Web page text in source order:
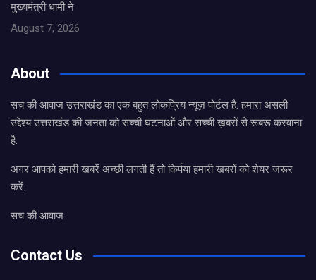
मुख्यमंत्री धामी ने
August 7, 2026
About
सच की आवाज़ उत्तराखंड का एक बहुत लोकप्रिय न्यूज़ पोर्टल है. हमारा असली
उद्देश्य उत्तराखंड की जनता को सच्ची घटनाओं और सच्ची ख़बरों से रूबरू करवाना
है.
अगर आपको हमारी खबरें अच्छी लगती हैं तो किर्पया हमारी खबरों को शेयर जरूर
करें.
सच की आवाज
Contact Us